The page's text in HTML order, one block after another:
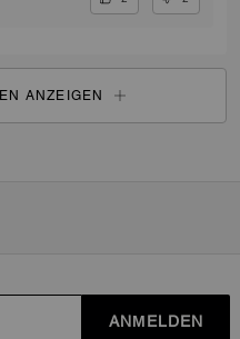
ANZEIGEN
ANMELDEN